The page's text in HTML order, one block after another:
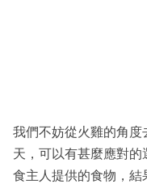
閱
專
區
我們不妨從火雞的角
天，可以有甚麼應對
食主人提供的食物，結